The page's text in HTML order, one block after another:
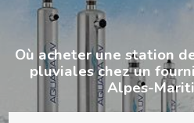
Où acheter une station
pluviales chez un
Alpes-